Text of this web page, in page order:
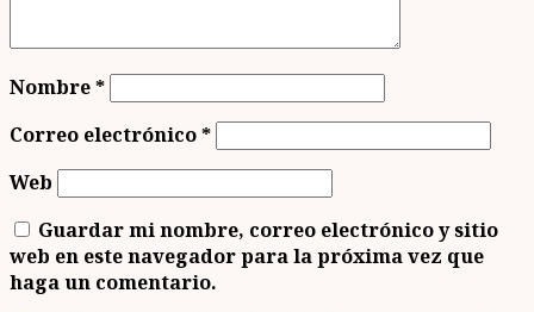
Nombre*
Correo electrónico*
Web
Guardar mi nombre, correo electrónico y sitio
web en este navegador para la próxima vez que
haga un comentario.